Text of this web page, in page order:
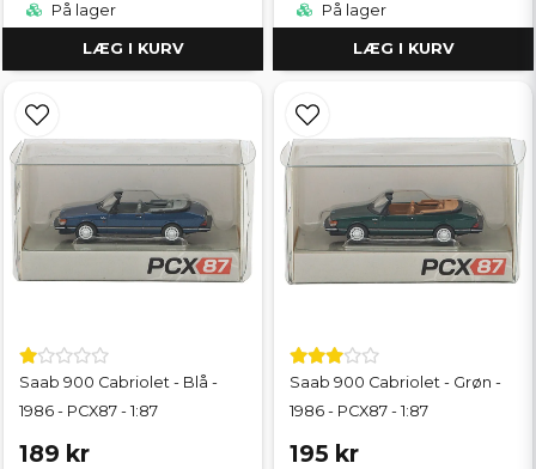
På lager
LÆG I KURV
På lager
LÆG I KURV
Saab 900 Cabriolet - Blå -
1986 - PCX87 - 1:87
189 kr
Saab 900 Cabriolet - Grøn -
1986 - PCX87 - 1:87
195 kr